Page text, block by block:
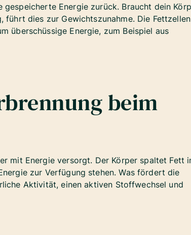
Energie zurück. Braucht dein
führt dies zur Gewichtszunahme. Die Fettzellen
überschüssige Energie, zum Beispiel aus
beim
mit Energie versorgt. Der Körper spaltet Fett
zur Verfügung stehen. Was fördert die
Aktivität, einen aktiven Stoffwechsel und